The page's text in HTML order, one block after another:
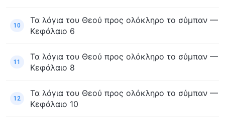
10
Τα λόγια του Θεού προς ολόκληρο το σύμπαν —
Κεφάλαιο 6
11
Τα λόγια του Θεού προς ολόκληρο το σύμπαν —
Κεφάλαιο 8
12
Τα λόγια του Θεού προς ολόκληρο το σύμπαν —
Κεφάλαιο 10